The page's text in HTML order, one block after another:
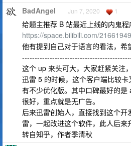
BadAngel Jun 7, 2020 1
给题主推荐 B 站最近上线的内鬼
https://space.bilibili.com/21661949
他有提到自己对于语言的看法，希
这个 up 来头可大，大家赶紧关注
迅雷 5 的时候，这个客户端比较
有不少优化版。其中口碑最好的
很好，重点就是无广告。
后来迅雷创始人，直接找到这个
雷，一起改进这个软件，此人后来
转自知乎，作者季清秋